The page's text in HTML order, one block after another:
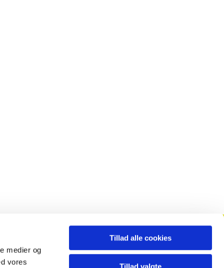
medier og
vores
Tillad alle cookies
Tillad valgte
Månedsblad